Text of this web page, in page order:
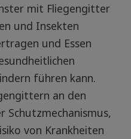
mit Fliegengitter
und Insekten
und Essen
führen kann.
an den
Schutzmechanismus,
von Krankheiten